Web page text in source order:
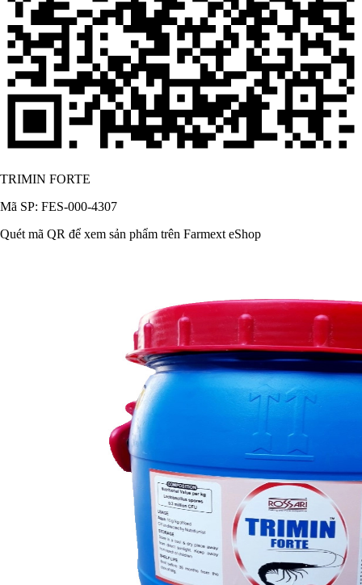
TRIMIN FORTE
Mã SP: FES-000-4307
Quét mã QR để xem sản phẩm trên Farmext eShop